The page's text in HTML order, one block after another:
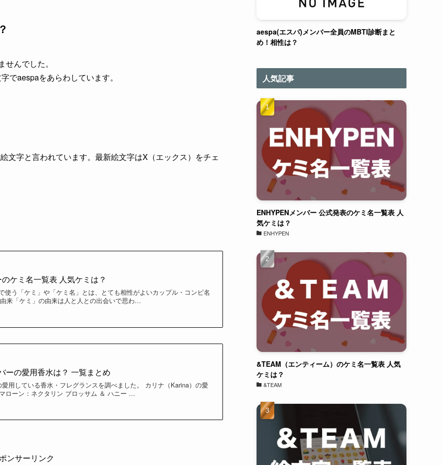
んでした。
でaespaをあらわしています。
文字と言われています。最新絵文字はX（エックス）をチェ
ケミ名一覧表 人気ケミは？
使う「ケミ」や「ケミ名」とは、とても相性がよいカップル・コンビ名
来「ケミ」の由来は人と人との出会いで思わ…
ーの愛用香水は？ 一覧まとめ
用している香水・フレグランスを調べました。 カリナ（Karina）の愛
ローン：ネクタリン ブロッサム ＆ ハニー …
ンサーリンク
aespa(エスパ)メンバー全員のMBTI診断まと
め！相性は？
人気記事
ENHYPENメンバー 公式発表のケミ名一覧表 人
気ケミは？
ENHYPEN
&TEAM（エンティーム）のケミ名一覧表 人気
ケミは？
&TEAM